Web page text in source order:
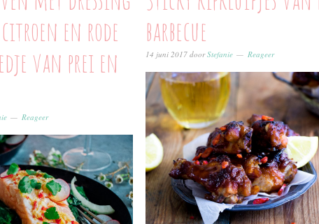
en rode
van prei en
Reageer
barbecue
14 juni 2017doorStefanie Reageer